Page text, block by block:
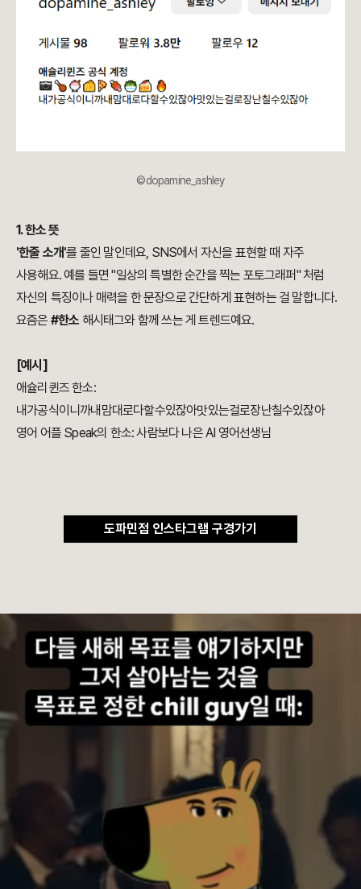
©dopamine_ashley
1. 한소 뜻
'한줄 소개'를 줄인 말인데요, SNS에서 자신을 표현할 때 자주
사용해요. 예를 들면 "일상의 특별한 순간을 찍는 포토그래퍼" 처럼
자신의 특징이나 매력을 한 문장으로 간단하게 표현하는 걸 말합니다.
요즘은 #한소 해시태그와 함께 쓰는 게 트렌드예요.
[예시]
애슐리퀸즈 한소:
내가공식이니까내맘대로다할수있잖아맛있는걸로장난칠수있잖아
영어 어플 Speak의 한소: 사람보다 나은 AI 영어선생님
도파민점 인스타그램 구경가기